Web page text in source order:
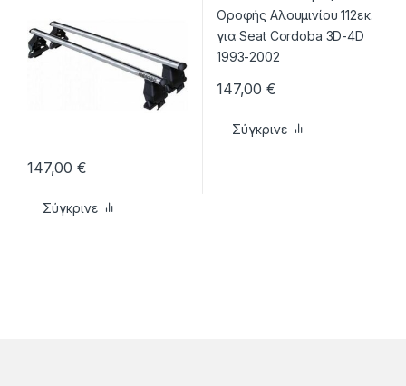
147,00€
Σύγκρινε
147,00€
Σύγκρινε